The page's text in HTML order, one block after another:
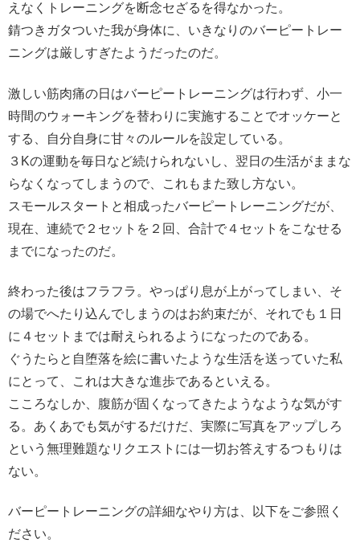
えなくトレーニングを断念セざるを得なかった。
錆つきガタついた我が身体に、いきなりのバーピートレー
ニングは厳しすぎたようだったのだ。
激しい筋肉痛の日はバーピートレーニングは行わず、小一
時間のウォーキングを替わりに実施することでオッケーと
する、自分自身に甘々のルールを設定している。
３Kの運動を毎日など続けられないし、翌日の生活がままな
らなくなってしまうので、これもまた致し方ない。
スモールスタートと相成ったバーピートレーニングだが、
現在、連続で２セットを２回、合計で４セットをこなせる
までになったのだ。
終わった後はフラフラ。やっぱり息が上がってしまい、そ
の場でへたり込んでしまうのはお約束だが、それでも１日
に４セットまでは耐えられるようになったのである。
ぐうたらと自堕落を絵に書いたような生活を送っていた私
にとって、これは大きな進歩であるといえる。
こころなしか、腹筋が固くなってきたようなような気がす
る。あくあでも気がするだけだ、実際に写真をアップしろ
という無理難題なリクエストには一切お答えするつもりは
ない。
バーピートレーニングの詳細なやり方は、以下をご参照く
ださい。